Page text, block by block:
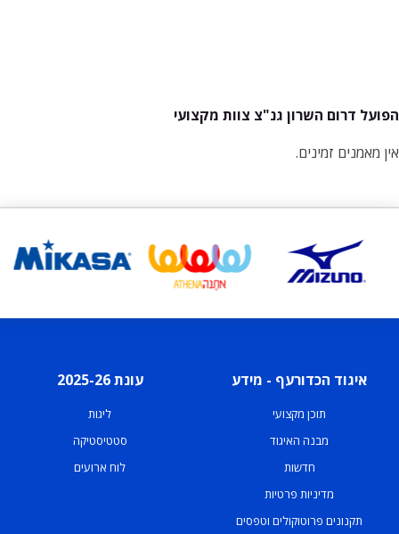
הפועל דרום השרון גנ"צ צוות מקצועי
אין מאמנים זמינים.
איגוד הכדורעף - מידע
תוכן מקצועי
מבנה האיגוד
חדשות
מדיניות פרטיות
תקנונים פרוטוקולים וטפסים
עונת 2025-26
ליגות
סטטיסטיקה
לוח ארועים